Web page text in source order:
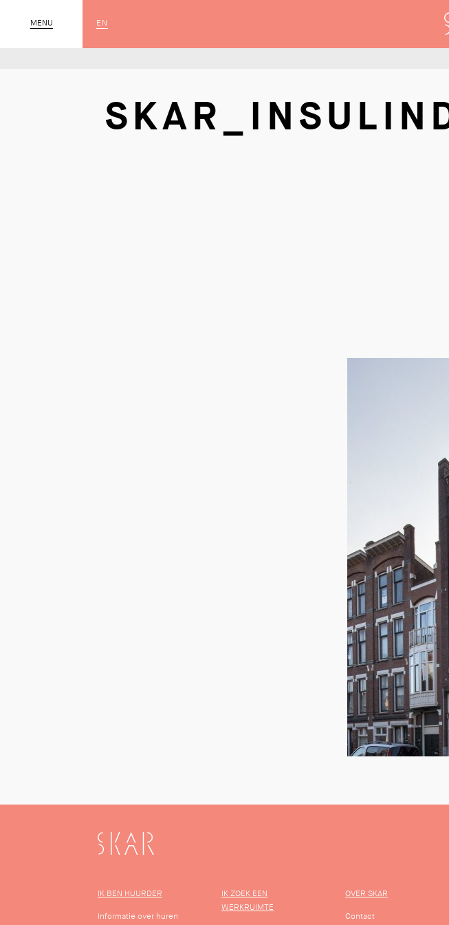
MENU
SLUIT EN
SKAR
IK BEN HUURDER
Informatie over huren
IK ZOEK EEN
WERKRUIMTE
OVER SKAR
Contact